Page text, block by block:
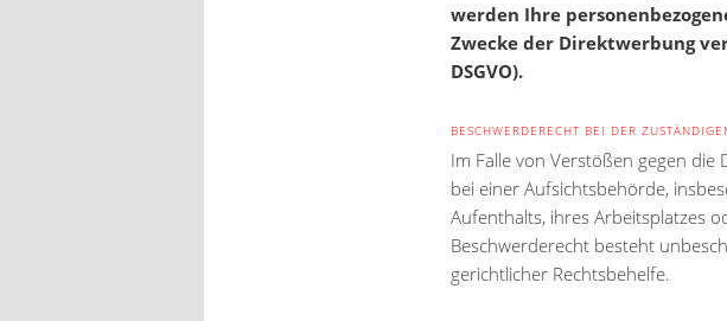
werden Ihre
Zwecke der Direktwerbung
DSGVO).
BESCHWERDERECHT BEI DER
Im Falle von Verstößen gegen
bei einer Aufsichtsbehörde,
Aufenthalts, ihres Arbeitsplatzes
Beschwerderecht besteht
gerichtlicher Rechtsbehelfe.